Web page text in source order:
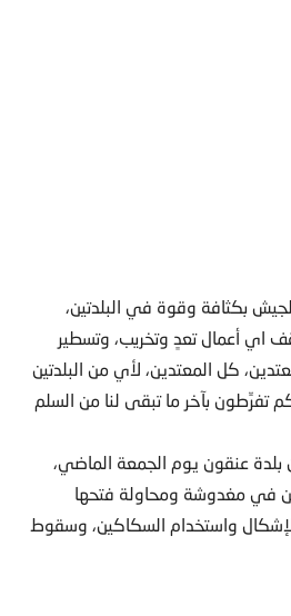
بكثافة وقوة في البلدتين،
اي أعمال تعدٍ وتخريب، وتسطير
كل المعتدين، لأي من البلدتين
تفرِّطون بآخر ما تبقى لنا من السلم
عنقون يوم الجمعة الماضي،
في مغدوشة ومحاولة فتحها
واستخدام السكاكين، وسقوط